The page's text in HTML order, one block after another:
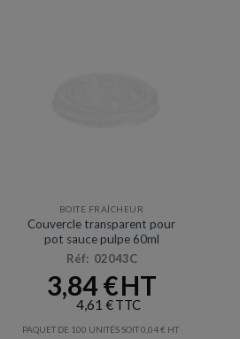
BOITE FRAÎCHEUR
Couvercle transparent pour
pot sauce pulpe 60ml
Réf: 02043C
3,84€
4,61 €
PAQUET DE 100 UNITÉS SOIT0,04€